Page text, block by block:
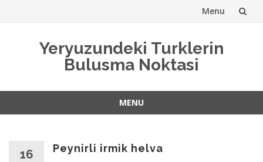
Menu
Yeryuzundeki Turklerin
Bulusma Noktasi
MENU
16 Peynirli irmik helva